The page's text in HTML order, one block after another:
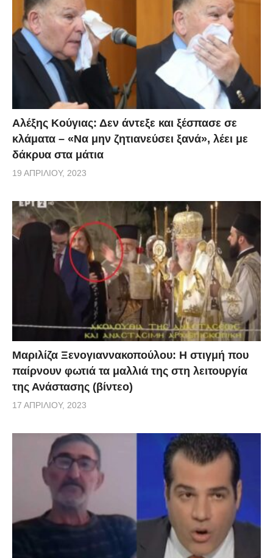
νοσήματα και η διάγνωση ενδέχεται να γίνει μετά
θάνατον. Η πορεία του ιού -δεδομένων των
συνθηκών- θεωρείται ικανοποιητική.
Αλέξης Κούγιας: Δεν άντεξε και ξέσπασε σε
κλάματα – «Να μην ζητιανεύσει ξανά», λέει με
δάκρυα στα μάτια
19 ΑΠΡΙΛΊΟΥ, 2023
Μαριλίζα Ξενογιαννακοπούλου: Η στιγμή που
παίρνουν φωτιά τα μαλλιά της στη λειτουργία
της Ανάστασης (βίντεο)
17 ΑΠΡΙΛΊΟΥ, 2023